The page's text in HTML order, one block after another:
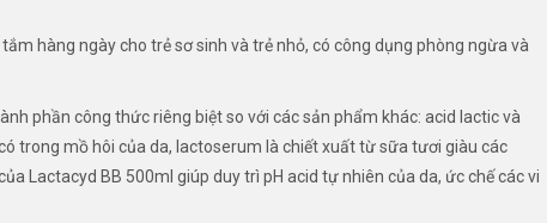
hàng ngày cho trẻ sơ sinh và trẻ nhỏ, có công dụng phòng ngừa và
phần công thức riêng biệt so với các sản phẩm khác: acid lactic và
trong mồ hôi của da, lactoserum là chiết xuất từ sữa tươi giàu các
Lactacyd BB 500ml giúp duy trì pH acid tự nhiên của da, ức chế các vi